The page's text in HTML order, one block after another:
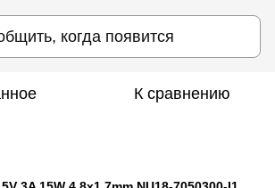
когда появится
К сравнению